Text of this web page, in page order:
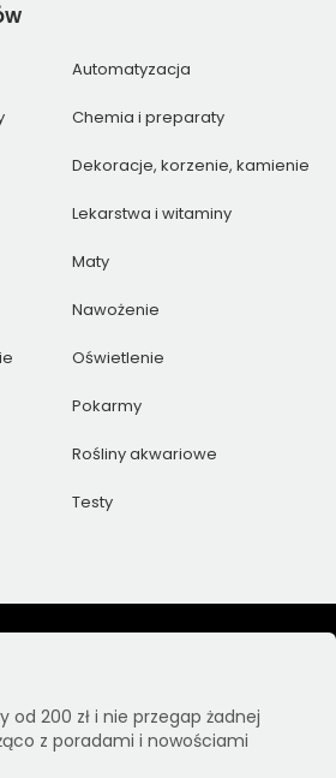
Automatyzacja
Chemia i preparaty
Dekoracje, korzenie, kamienie
Lekarstwa i witaminy
Maty
Nawożenie
Oświetlenie
Pokarmy
Rośliny akwariowe
Testy
od 200 zł i nie przegap żadnej
z poradami i nowościami